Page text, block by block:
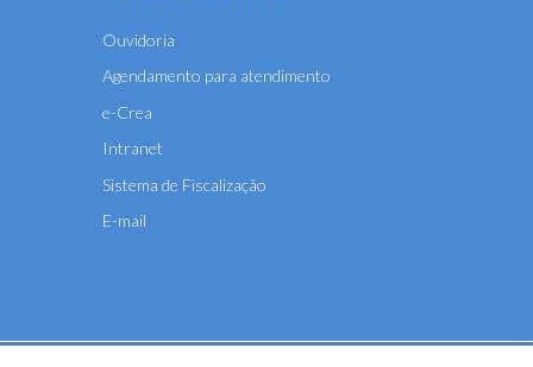
Ouvidoria
Agendamento para atendimento
e-Crea
Intranet
Sistema de Fiscalização
E-mail